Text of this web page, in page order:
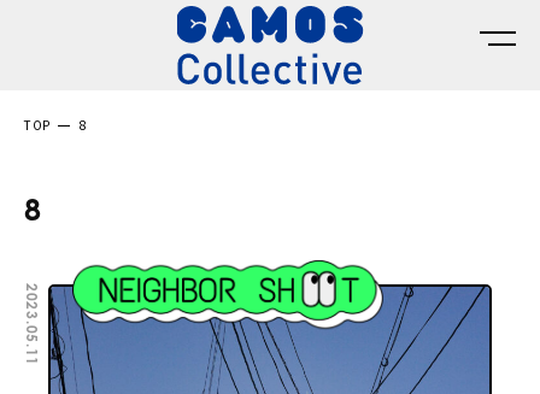
TOP 8
8
2023.05.11